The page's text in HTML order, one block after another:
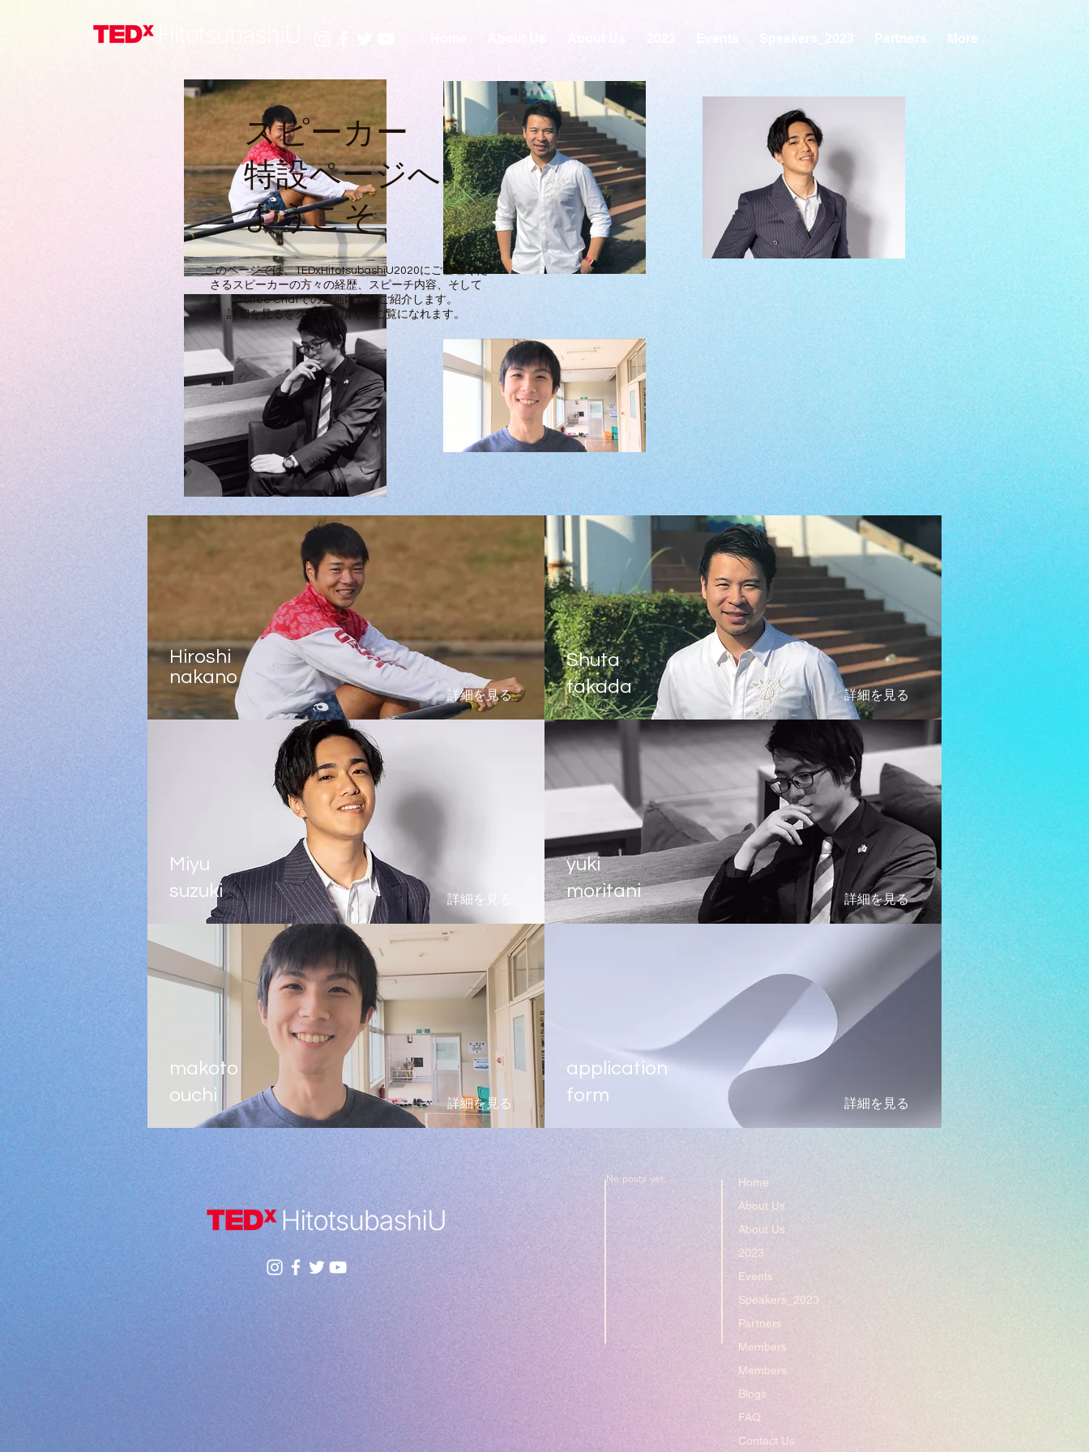
Partners More
スピーカー
特設ページ​へ
ようこそ
このページでは、TEDxHitotsubashiU2020にご登壇くだ
さるスピーカーの方々の経歴、スピーチ内容、そして
Coffee Chatでの企画内容をご紹介します。
詳細を見るをクリック頂くとご覧になれます。
Hiroshi
nakano
詳細を見る
Miyu
suzuki
詳細を見る
makoto
ouchi
詳細を見る
Shuta
takada
詳細を見る
yuki
moritani
詳細を見る
application
form
詳細を見る
No posts yet.
Home
About Us
About Us
2023
Events
Speakers_2023
Partners
Members
Members
Blogs
FAQ
Contact Us